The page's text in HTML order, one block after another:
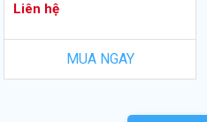
Liên hệ
MUA NGAY